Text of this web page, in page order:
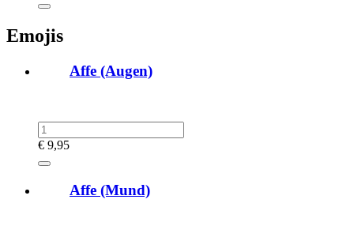
Emojis
Affe (Augen)
€ 9,95
Affe (Mund)